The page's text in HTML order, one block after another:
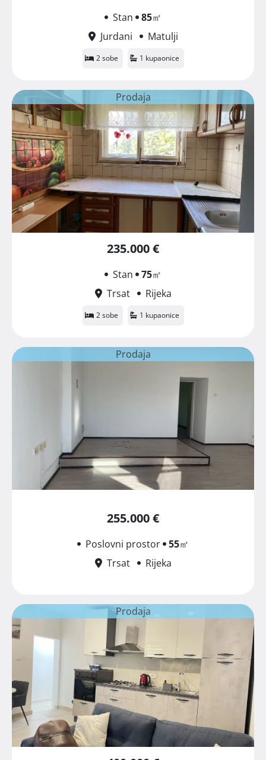
Stan 85㎡
Jurdani
Matulji
2 sobe 1 kupaonice
Prodaja
235.000 €
Stan 75㎡
Trsat
Rijeka
2 sobe 1 kupaonice
Prodaja
255.000 €
Poslovni prostor 55㎡
Trsat
Rijeka
Prodaja